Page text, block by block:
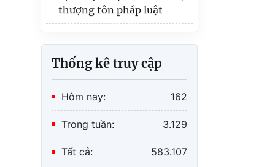
Đảng bộ Thi hành án dân
sự tỉnh Tuyên Quang tổ
đại biểu lần thứ IV,
nhiệm kỳ 2025 - 2030
Thống kê truy cập
Hôm nay: 162
Trong tuần: 3.129
Tất cả: 583.107